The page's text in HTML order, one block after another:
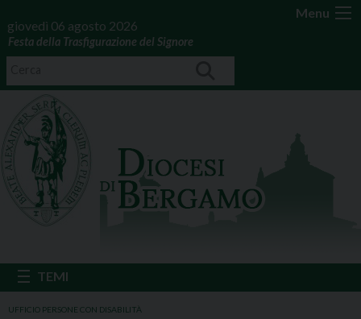
Menu
giovedì 06 agosto 2026
Festa della Trasfigurazione del Signore
UFFICIO PERSONE CON DISABILITÀ